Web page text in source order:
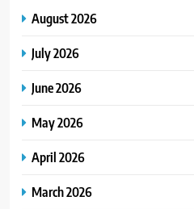
August 2026
July 2026
June 2026
May 2026
April 2026
March 2026